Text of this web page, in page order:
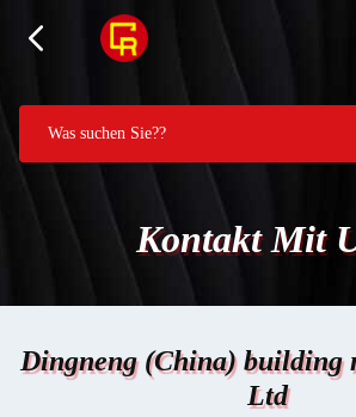
Kontakt Mit
Dingneng (China) building
Ltd